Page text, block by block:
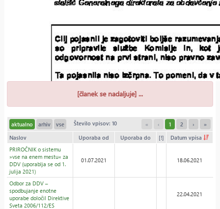
[članek se nadaljuje] ...
aktualno arhiv vse Število vpisov: 10 « ‹ 1 2 › »
Naslov Uporaba od Uporaba do [!]
Datum vpisa
PRIROČNIK o sistemu
»vse na enem mestu« za
DDV (uporablja se od 1.
julija 2021)
01.07.2021 18.06.2021
Odbor za DDV –
spodbujanje enotne
uporabe določil Direktive
Sveta 2006/112/ES
22.04.2021